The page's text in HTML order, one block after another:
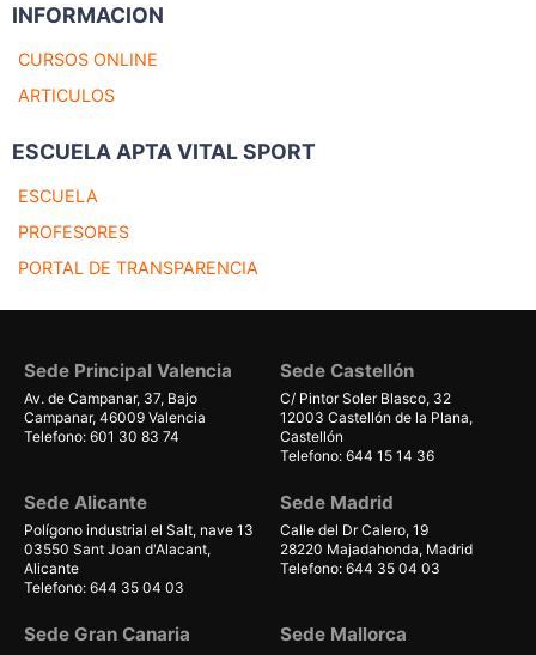
INFORMACION
CURSOS ONLINE
ARTICULOS
ESCUELA APTA VITAL SPORT
ESCUELA
PROFESORES
PORTAL DE TRANSPARENCIA
Sede Principal Valencia
Av. de Campanar, 37, Bajo
Campanar, 46009 Valencia
Telefono: 601 30 83 74
Sede Castellón
C/ Pintor Soler Blasco, 32
12003 Castellón de la Plana,
Castellón
Telefono: 644 15 14 36
Sede Alicante
Polígono industrial el Salt, nave 13
03550 Sant Joan d'Alacant,
Alicante
Telefono: 644 35 04 03
Sede Madrid
Calle del Dr Calero, 19
28220 Majadahonda, Madrid
Telefono: 644 35 04 03
Sede Gran Canaria Sede Mallorca